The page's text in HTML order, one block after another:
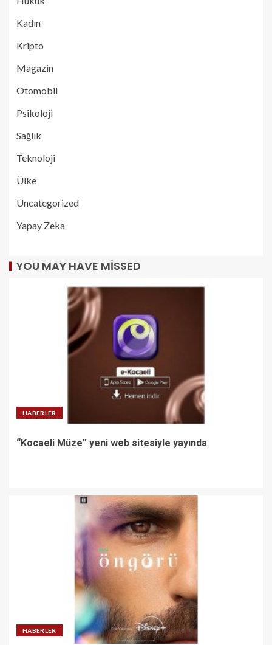
Kadın
Kripto
Magazin
Otomobil
Psikoloji
Sağlık
Teknoloji
Ülke
Uncategorized
Yapay Zeka
YOU MAY HAVE MISSED
HABERLER
“Kocaeli Müze” yeni web sitesiyle yayında
HABERLER